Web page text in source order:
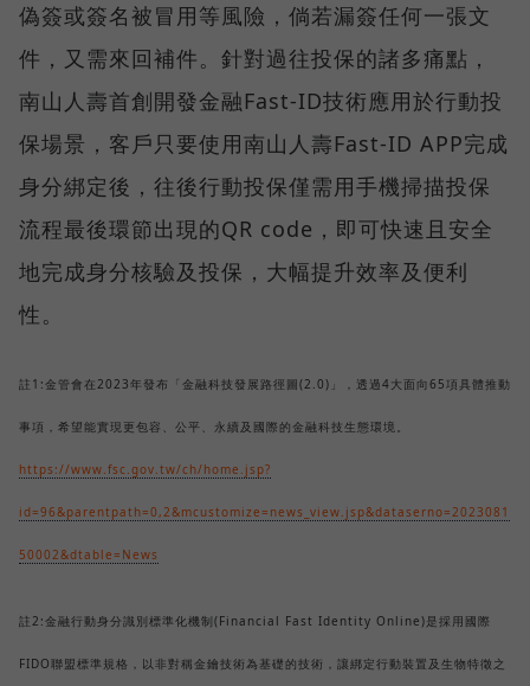
偽簽或簽名被冒用等風險，倘若漏簽任何一張文
件，又需來回補件。針對過往投保的諸多痛點，
南山人壽首創開發金融Fast-ID技術應用於行動投
保場景，客戶只要使用南山人壽Fast-ID APP完成
身分綁定後，往後行動投保僅需用手機掃描投保
流程最後環節出現的QR code，即可快速且安全
地完成身分核驗及投保，大幅提升效率及便利
性。
註1:金管會在2023年發布「金融科技發展路徑圖(2.0)」，透過4大面向65項具體推動
事項，希望能實現更包容、公平、永續及國際的金融科技生態環境。
https://www.fsc.gov.tw/ch/home.jsp?
id=96&parentpath=0,2&mcustomize=news_view.jsp&dataserno=2023081
50002&dtable=News
註2:金融行動身分識別標準化機制(Financial Fast Identity Online)是採用國際
FIDO聯盟標準規格，以非對稱金鑰技術為基礎的技術，讓綁定行動裝置及生物特徵之